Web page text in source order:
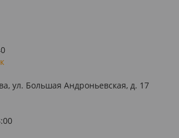
ул. Большая Андроньевская, д. 17